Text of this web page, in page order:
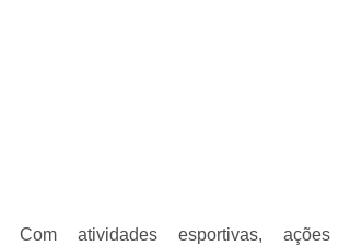
Com atividades esportivas, ações